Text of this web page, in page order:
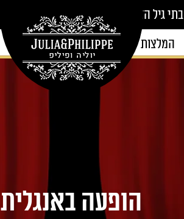
בתי גיל הזהב
המלצות צור קשר
הופעה באנגלית